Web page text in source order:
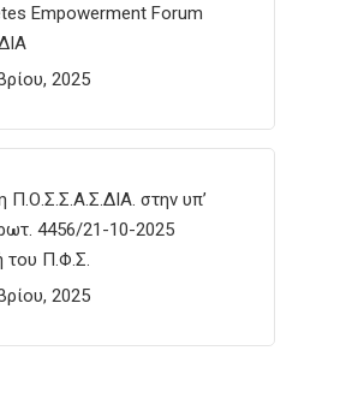
Empowerment Forum
2025
Π.Ο.Σ.Σ.Α.Σ.ΔΙΑ. στην υπ’
4456/21-10-2025
του Π.Φ.Σ.
2025